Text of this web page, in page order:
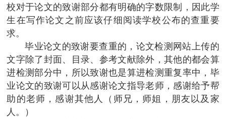
校对于论文的致谢部分都有明确的字数限制，因此学
生在写作论文之前应该仔细阅读学校公布的查重要
求。
毕业论文的致谢要查重的，论文检测网站上传的
文字除了封面、目录、参考文献除外，其他的都会算
进检测部分中，所以致谢也是算进检测重复率中，毕
业论文的致谢可以从感谢论文指导老师，感谢给予帮
助的老师，感谢其他人（师兄，师姐，朋友以及家
人。）